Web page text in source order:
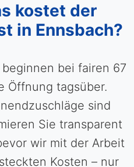
kostet der
in Ennsbach?
bei fairen 67
Öffnung tagsüber.
sind
Sie transparent
wir mit der Arbeit
Kosten – nur